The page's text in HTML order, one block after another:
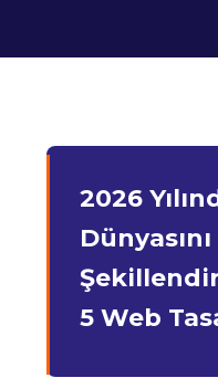
2026
Dünyasını
5 Web